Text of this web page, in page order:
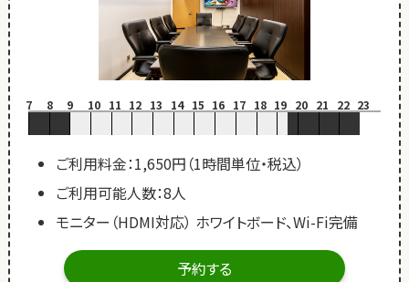
7 8 9 10 11 12 13 14 15 16 17 18 19 20 21 22 23
ご利用料金：1,650円（1時間単位・税込）
ご利用可能人数：8人
モニター（HDMI対応） ホワイトボード、Wi-Fi完備
予約する